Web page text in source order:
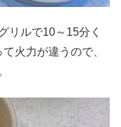
リルで10～15分く
火力が違うので、